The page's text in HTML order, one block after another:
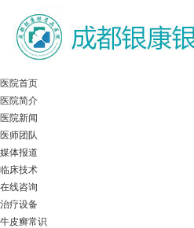
医院首页
医院简介
医院新闻
医师团队
媒体报道
临床技术
在线咨询
治疗设备
牛皮癣常识